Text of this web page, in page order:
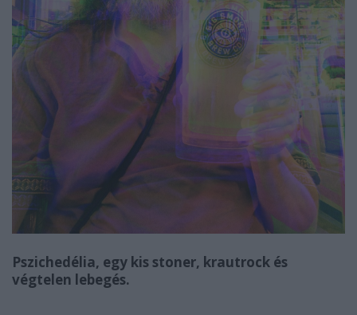
Pszichedélia, egy kis stoner, krautrock és
végtelen lebegés.